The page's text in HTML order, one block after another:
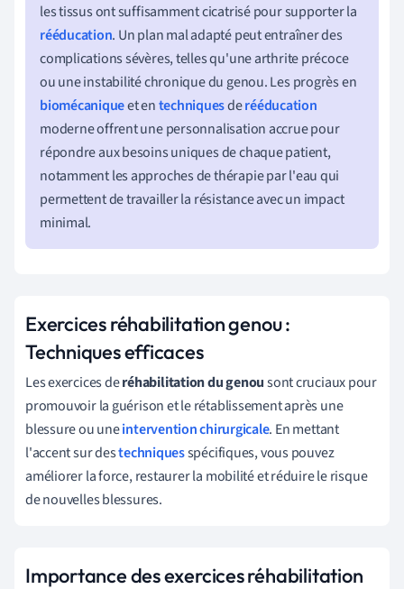
les tissus ont suffisamment cicatrisé pour supporter la
rééducation. Un plan mal adapté peut entraîner des
complications sévères, telles qu'une arthrite précoce
ou une instabilité chronique du genou. Les progrès en
biomécaniqueet entechniquesderééducation
moderne offrent une personnalisation accrue pour
répondre aux besoins uniques de chaque patient,
notamment les approches de thérapie par l'eau qui
permettent de travailler la résistance avec un impact
minimal.
Exercices réhabilitation genou :
Techniques efficaces
Les exercices deréhabilitation du genousont cruciaux pour
promouvoir la guérison et le rétablissement après une
blessure ou uneintervention chirurgicale. En mettant
l'accent sur destechniquesspécifiques, vous pouvez
améliorer la force, restaurer la mobilité et réduire le risque
de nouvelles blessures.
Importance des exercices réhabilitation